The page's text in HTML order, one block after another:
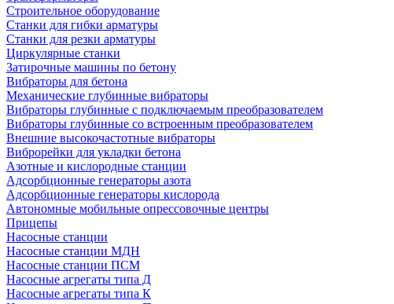
Строительное оборудование
Станки для гибки арматуры
Станки для резки арматуры
Циркулярные станки
Затирочные машины по бетону
Вибраторы для бетона
Механические глубинные вибраторы
Вибраторы глубинные с подключаемым преобразователем
Вибраторы глубинные со встроенным преобразователем
Внешние высокочастотные вибраторы
Виброрейки для укладки бетона
Азотные и кислородные станции
Адсорбционные генераторы азота
Адсорбционные генераторы кислорода
Автономные мобильные опрессовочные центры
Прицепы
Насосные станции
Насосные станции МДН
Насосные станции ПСМ
Насосные агрегаты типа Д
Насосные агрегаты типа К